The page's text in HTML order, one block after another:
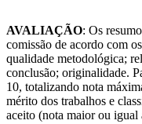
AVALIAÇÃO: Os
comissão de acordo com
qualidade metodológica;
conclusão; originalidade.
10, totalizando nota
mérito dos trabalhos e
aceito (nota maior ou